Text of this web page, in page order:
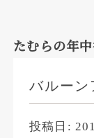
たむらの年
バルーン
投稿日: